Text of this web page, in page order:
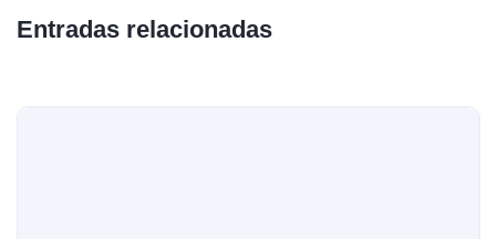
Entradas relacionadas